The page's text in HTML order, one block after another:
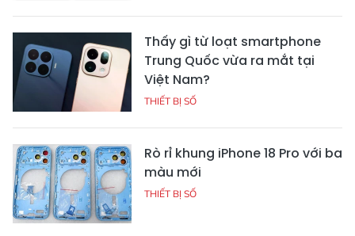
Thấy gì từ loạt smartphone
Trung Quốc vừa ra mắt tại
Việt Nam?
THIẾT BỊ SỐ
Rò rỉ khung iPhone 18 Pro với ba
màu mới
THIẾT BỊ SỐ